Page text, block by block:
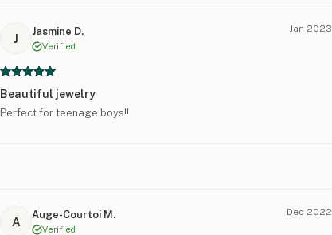
J
Jasmine D.
Verified
Jan 2023
Beautiful jewelry
Perfect for teenage boys!!
A
Auge-Courtoi M.
Verified
Dec 2022